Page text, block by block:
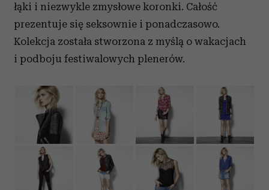
łąki i niezwykle zmysłowe koronki. Całość
prezentuje się seksownie i ponadczasowo.
Kolekcja została stworzona z myślą o wakacjach
i podboju festiwalowych plenerów.